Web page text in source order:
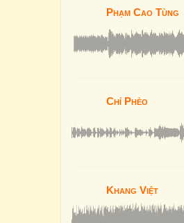
Phạm Cao Tùng
Chí Phèo
Khang Việt